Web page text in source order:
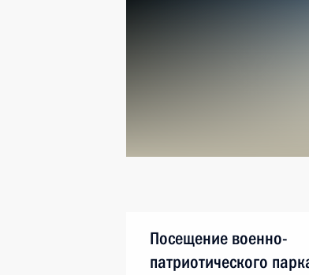
Посещение военно-
патриотического